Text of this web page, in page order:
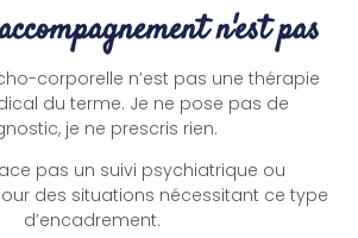
n'est pas
corporelle n’est pas une thérapie
du terme. Je ne pose pas de
je ne prescris rien.
pas un suivi psychiatrique ou
des situations nécessitant ce type
d’encadrement.